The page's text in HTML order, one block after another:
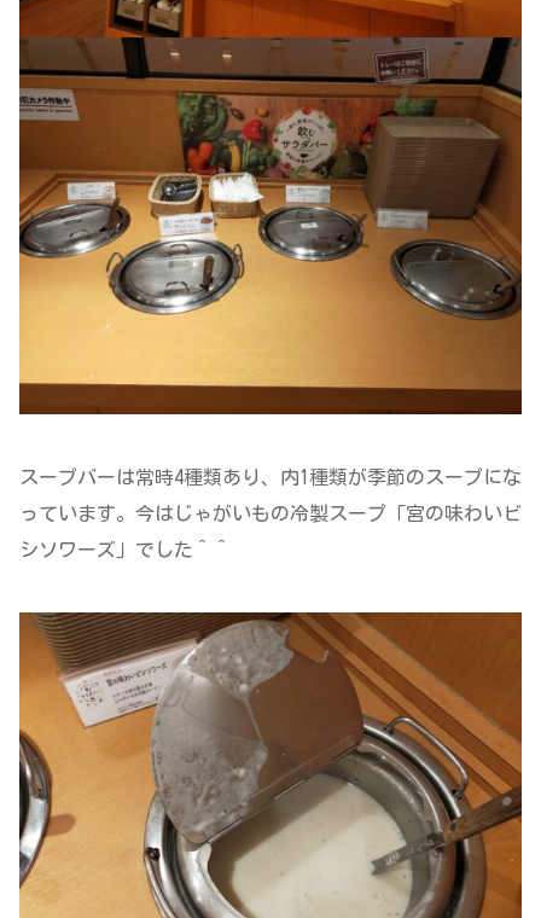
スープバーは常時4種類あり、内1種類が季節のスープにな
っています。今はじゃがいもの冷製スープ「宮の味わいビ
シソワーズ」でした＾＾